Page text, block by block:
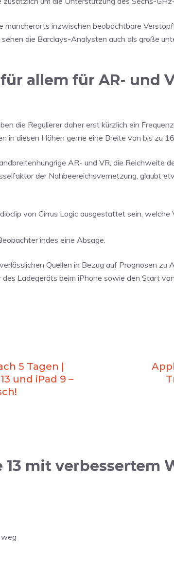
mancherorts inzwischen beobachtbare
die Barclays-Analysten auch als große
allem für AR- und
die Regulierer daher erst kürzlich ein
in diesen Höhen gerne eine Breite von bis zu
AR- und VR, die Reichweite
der Nahbeereichsvernetzung, glaubt
von Cirrus Logic ausgestattet sein, welche
indes eine Absage.
Quellen in Bezug auf Prognosen zu
Ladegeräts beim iPhone sowie den Start
5 Tagen |
und iPad 9 –
mit verbessertem